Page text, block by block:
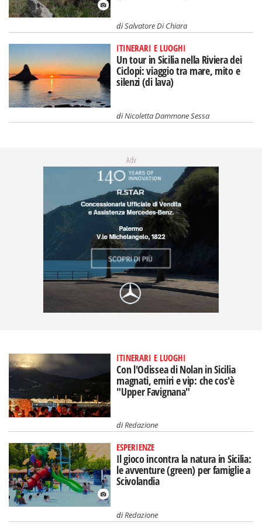
diSalvatore Di Chiara
ITINERARI E LUOGHI
Un tour in Sicilia nella Riviera dei
Ciclopi: viaggio tra mare, mito e
silenzi (di lava)
diNicoletta Dammone Sessa
Adv
ITINERARI E LUOGHI
Con l'Odissea di Nolan in Sicilia
magnati, emiri e vip: che cos'è
"Upper Favignana"
diRedazione
ESPERIENZE
Il gioco incontra la natura in Sicilia:
le avventure (green) per famiglie a
Scivolandia
diRedazione